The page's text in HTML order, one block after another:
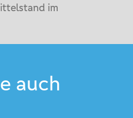
im
auch